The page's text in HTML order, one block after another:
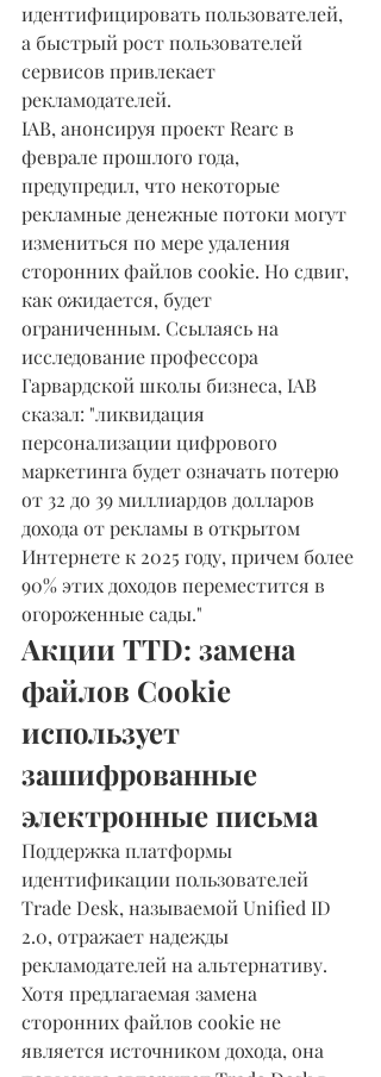
идентифицировать пользователей,
а быстрый рост пользователей
сервисов привлекает
рекламодателей.
IAB, анонсируя проект Rearc в
феврале прошлого года,
предупредил, что некоторые
рекламные денежные потоки могут
измениться по мере удаления
сторонних файлов cookie. Но сдвиг,
как ожидается, будет
ограниченным. Ссылаясь на
исследование профессора
Гарвардской школы бизнеса, IAB
сказал: "ликвидация
персонализации цифрового
маркетинга будет означать потерю
от 32 до 39 миллиардов долларов
дохода от рекламы в открытом
Интернете к 2025 году, причем более
90% этих доходов переместится в
огороженные сады."
Акции TTD: замена
файлов Cookie
использует
зашифрованные
электронные письма
Поддержка платформы
идентификации пользователей
Trade Desk, называемой Unified ID
2.0, отражает надежды
рекламодателей на альтернативу.
Хотя предлагаемая замена
сторонних файлов cookie не
является источником дохода, она